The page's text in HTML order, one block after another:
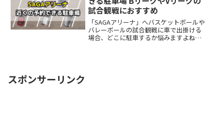
試合観戦におすすめ
「SAGAアリーナ」へバスケットボールや
バレーボールの試合観戦に車で出掛ける
場合、どこに駐車するか悩みますよね。
スポンサーリンク